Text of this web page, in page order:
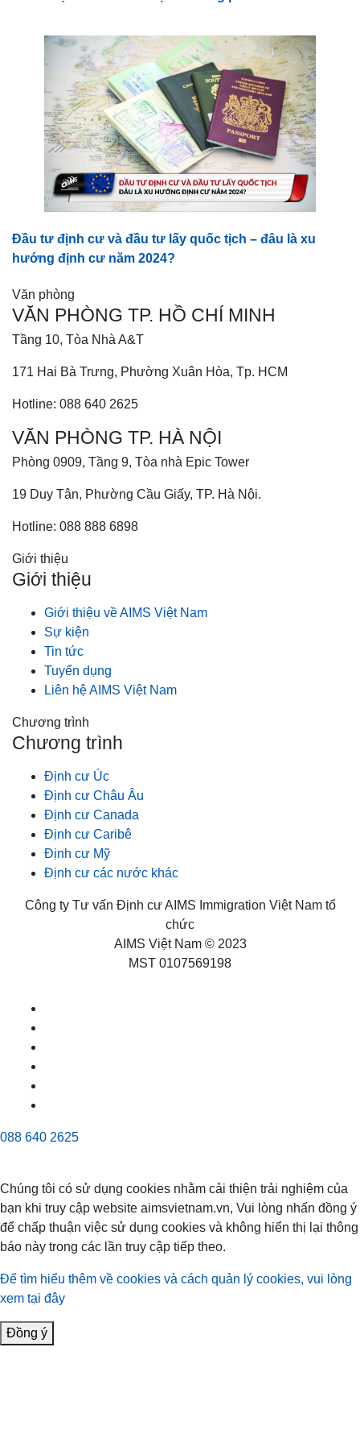
Đầu tư định cư và đầu tư lấy quốc tịch – đâu là xu
hướng định cư năm 2024?
Văn phòng
VĂN PHÒNG TP. HỒ CHÍ MINH
Tầng 10, Tòa Nhà A&T
171 Hai Bà Trưng, Phường Xuân Hòa, Tp. HCM
Hotline: 088 640 2625
VĂN PHÒNG TP. HÀ NỘI
Phòng 0909, Tầng 9, Tòa nhà Epic Tower
19 Duy Tân, Phường Cầu Giấy, TP. Hà Nội.
Hotline: 088 888 6898
Giới thiệu
Giới thiệu
Giới thiệu về AIMS Việt Nam
Sự kiện
Tin tức
Tuyển dụng
Liên hệ AIMS Việt Nam
Chương trình
Chương trình
Định cư Úc
Định cư Châu Âu
Định cư Canada
Định cư Caribê
Định cư Mỹ
Định cư các nước khác
Công ty Tư vấn Định cư AIMS Immigration Việt Nam tổ
chức
AIMS Việt Nam © 2023
MST 0107569198
088 640 2625
Chúng tôi có sử dụng cookies nhằm cải thiện trải nghiệm của
bạn khi truy cập website aimsvietnam.vn, Vui lòng nhấn đồng ý
để chấp thuận việc sử dụng cookies và không hiển thị lại thông
báo này trong các lần truy cập tiếp theo.
Để tìm hiểu thêm về cookies và cách quản lý cookies, vui lòng
xem tại đây
Đồng ý